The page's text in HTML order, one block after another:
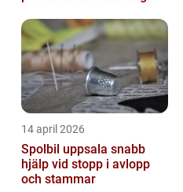
starkare varum...
14 april 2026
Spolbil uppsala snabb
hjälp vid stopp i avlopp
och stammar